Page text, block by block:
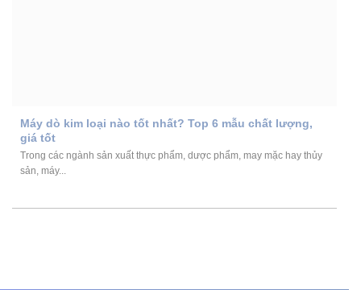
Máy dò kim loại nào tốt nhất? Top 6 mẫu chất lượng,
giá tốt
Trong các ngành sản xuất thực phẩm, dược phẩm, may mặc hay thủy
sản, máy...